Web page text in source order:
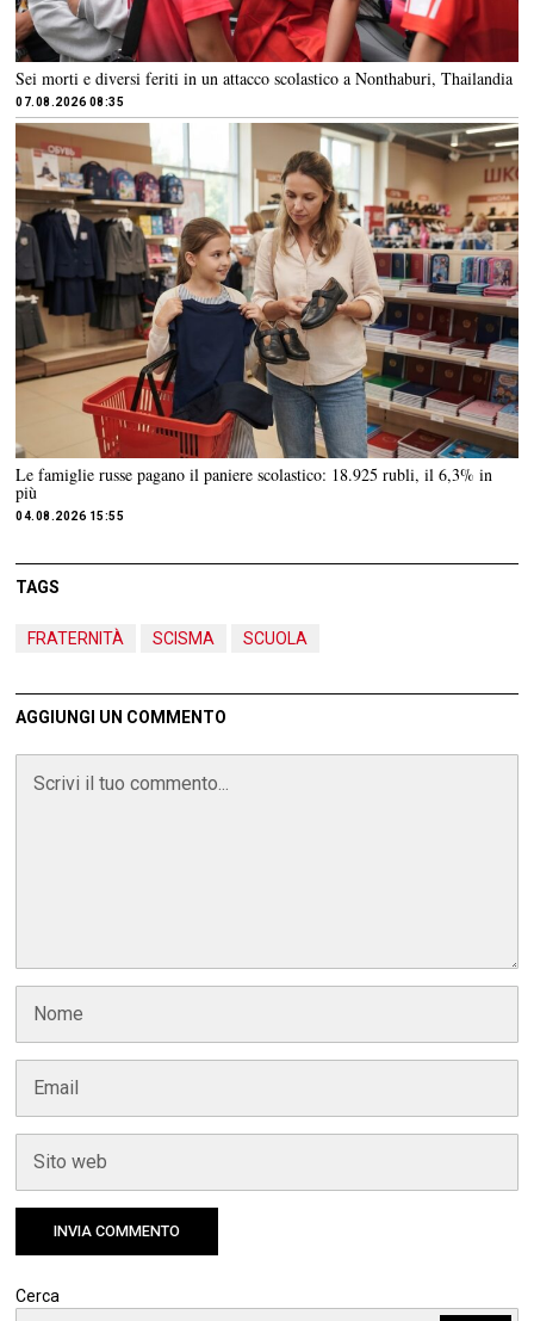
Sei morti e diversi feriti in un attacco scolastico a Nonthaburi, Thailandia
07.08.2026 08:35
Le famiglie russe pagano il paniere scolastico: 18.925 rubli, il 6,3% in
più
04.08.2026 15:55
TAGS
FRATERNITÀ SCISMA SCUOLA
AGGIUNGI UN COMMENTO
Cerca